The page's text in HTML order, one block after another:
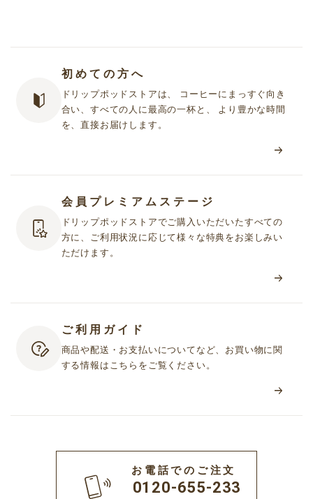
初めての方へ
ドリップポッドストアは、 コーヒーにまっすぐ向き
合い、すべての人に最高の一杯と、 より豊かな時間
を、直接お届けします。
会員プレミアムステージ
ドリップポッドストアでご購入いただいたすべての
方に、ご利用状況に応じて様々な特典をお楽しみい
ただけます。
ご利用ガイド
商品や配送・お支払いについてなど、お買い物に関
する情報はこちらをご覧ください。
お電話でのご注文
0120-655-233